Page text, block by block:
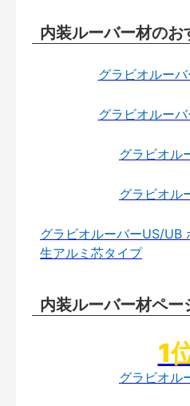
内装ルーバー材のお
グラビオルー
グラビオルー
グラビオル
グラビオル
グラビオルーバーUS/UB
生アルミ芯タイプ
内装ルーバー材ペ
グラビオル